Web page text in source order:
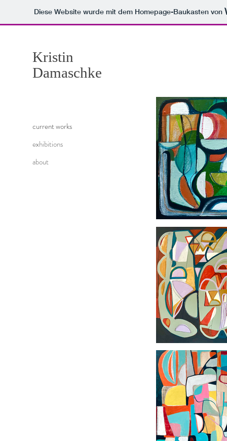
Diese Website wurde mit dem Homepage-Baukasten von
current works
exhibitions
about
Kristin
Damaschke